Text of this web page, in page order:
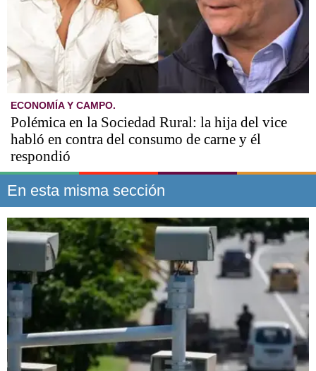
ECONOMÍA Y CAMPO.
Polémica en la Sociedad Rural: la hija del vice
habló en contra del consumo de carne y él
respondió
En esta misma sección